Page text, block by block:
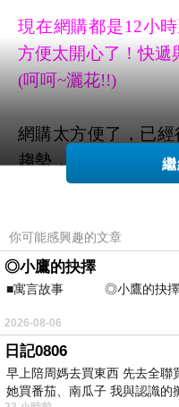
現在網購都是12小
方便太開心了！快遞
(呵呵~灑花!!)
網購太方便了，已
趨勢，幾乎各大產
薦 【龜甲萬】甘醇
醬油(500ML)，
購買比較划算，我是
比，感覺真的不錯用
12小時或24小時到
可以收到，真是太方
說聲謝謝喔！他們
節也都照常送貨
你可能感興趣的文章
◎小鷹的抉擇
■寓言故事 ◎小鷹的抉擇
⊕潘文
仞的懸崖上，有一座遮天蔽
2026-08-06
日記0806
早上陪周媽去買東西 先去全聯
她買番茄、南瓜子 我與認識的